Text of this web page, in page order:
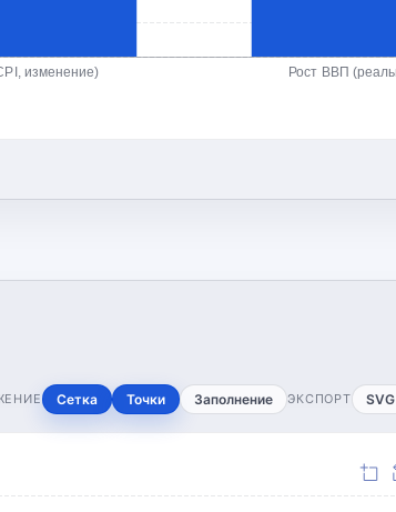
изменение) Рост ВВП
Сетка Точки Заполнение ЭКСПОРТ SVG